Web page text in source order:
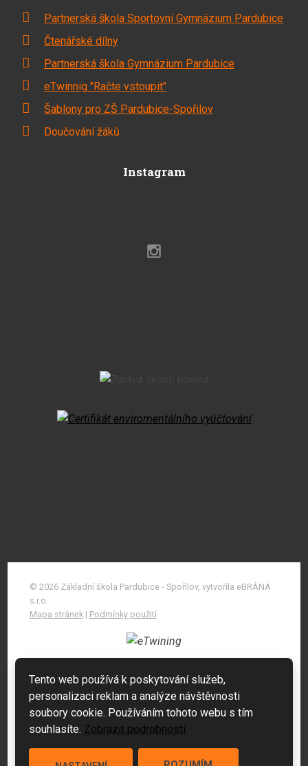
Partnerská škola Sportovní Gymnázium Pardubice
Čtenářské dílny
Partnerská škola Gymnázium Pardubice
eTwinnig "Račte vstoupit"
Šablony pro ZŠ Pardubice-Spořilov
Doučování žáků
Instagram
© 2026 Základní škola Pardubice - Spořilov, vytvořila eBRÁNA
s.r.o.
Mapa stránek| Podmínky použití
Tento web používá k poskytování služeb,
personalizaci reklam a analýze návštěvnosti
soubory cookie. Používáním tohoto webu s tím
souhlasíte. Zobrazit podrobnosti